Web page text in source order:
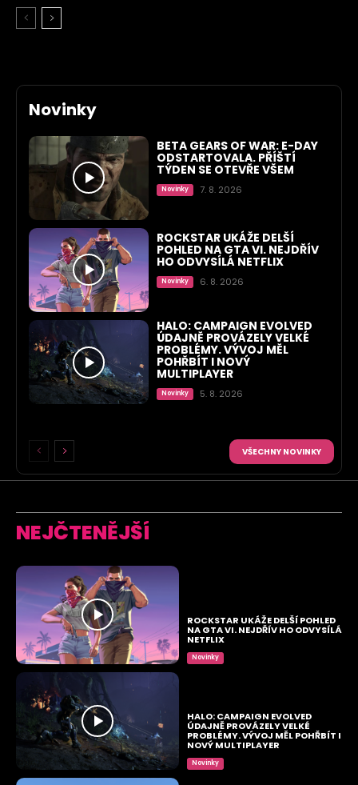
Novinky
BETA GEARS OF WAR: E-DAY
ODSTARTOVALA. PŘÍŠTÍ
TÝDEN SE OTEVŘE VŠEM
Novinky 7. 8. 2026
ROCKSTAR UKÁŽE DELŠÍ
POHLED NA GTA VI. NEJDŘÍV
HO ODVYSÍLÁ NETFLIX
Novinky 6. 8. 2026
HALO: CAMPAIGN EVOLVED
ÚDAJNĚ PROVÁZELY VELKÉ
PROBLÉMY. VÝVOJ MĚL
POHŘBÍT I NOVÝ
MULTIPLAYER
Novinky 5. 8. 2026
VŠECHNY NOVINKY
NEJČTENĚJŠÍ
ROCKSTAR UKÁŽE DELŠÍ POHLED
NA GTA VI. NEJDŘÍV HO ODVYSÍLÁ
NETFLIX
Novinky
HALO: CAMPAIGN EVOLVED
ÚDAJNĚ PROVÁZELY VELKÉ
PROBLÉMY. VÝVOJ MĚL POHŘBÍT I
NOVÝ MULTIPLAYER
Novinky